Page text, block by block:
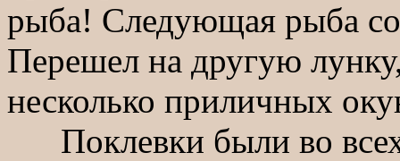
рыба! Следующая рыба
Перешел на другую
несколько приличных
Поклевки были во